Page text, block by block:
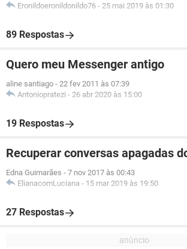
Eronildoeronildonildo76 - 25 mai 2019 às 01:30
89 Respostas
Quero meu Messenger antigo
aline santiago - 22 fev 2011 às 07:39
Antoniopratezi - 26 abr 2020 às 15:00
19 Respostas
Recuperar conversas apagadas
Edna Guimarães - 7 nov 2017 às 00:43
ElianacomLuciana - 15 mar 2019 às 19:50
27 Respostas